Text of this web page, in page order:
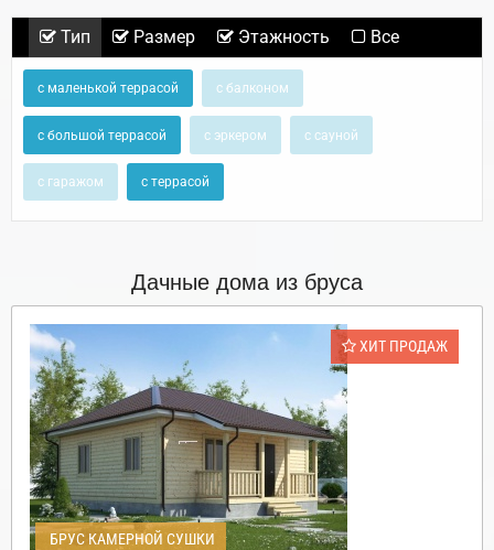
Тип Размер Этажность Все
с маленькой террасой с балконом
с большой террасой с эркером с сауной
с гаражом с террасой
Дачные дома из бруса
ХИТ ПРОДАЖ
БРУС КАМЕРНОЙ СУШКИ